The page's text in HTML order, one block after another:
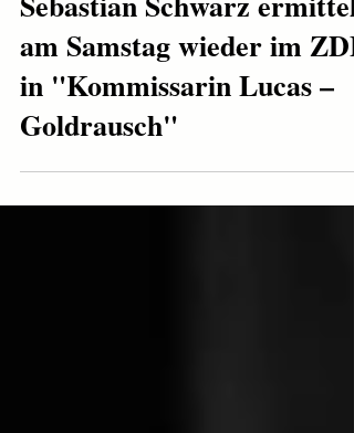
Sebastian Schwarz ermittelt
am Samstag wieder im ZDF
in "Kommissarin Lucas –
Goldrausch"